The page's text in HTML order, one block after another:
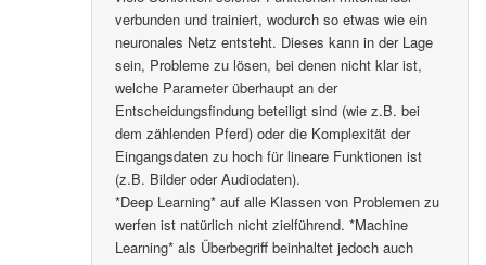
verbunden und trainiert, wodurch so etwas wie ein
neuronales Netz entsteht. Dieses kann in der Lage
sein, Probleme zu lösen, bei denen nicht klar ist,
welche Parameter überhaupt an der
Entscheidungsfindung beteiligt sind (wie z.B. bei
dem zählenden Pferd) oder die Komplexität der
Eingangsdaten zu hoch für lineare Funktionen ist
(z.B. Bilder oder Audiodaten).
*Deep Learning* auf alle Klassen von Problemen zu
werfen ist natürlich nicht zielführend. *Machine
Learning* als Überbegriff beinhaltet jedoch auch